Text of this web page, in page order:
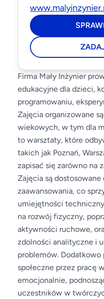
Firma Mały Inżynier
edukacyjne dla dzieci,
programowaniu,
Zajęcia organizowane
wiekowych, w tym dla
to warsztaty, które
takich jak Poznań,
zapisać się zarówno na
Zajęcia są
zaawansowania, co
umiejętności
na rozwój fizyczny,
aktywności ruchowe,
zdolności analityczne i
problemów.
społeczne przez pracę
emocjonalnie,
uczestników w